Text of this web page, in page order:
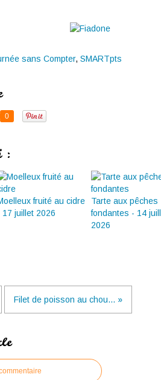
sans Compter, SMARTpts
0
:
fruité au cidre
17 juillet 2026
Tarte aux pêches
fondantes - 14
2026
Filet de poisson au chou... »